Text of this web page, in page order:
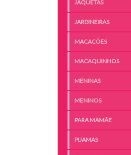
JAQUETAS
JARDINEIRAS
MACACÕES
MACAQUINHOS
MENINAS
MENINOS
PARA MAMÃE
PIJAMAS